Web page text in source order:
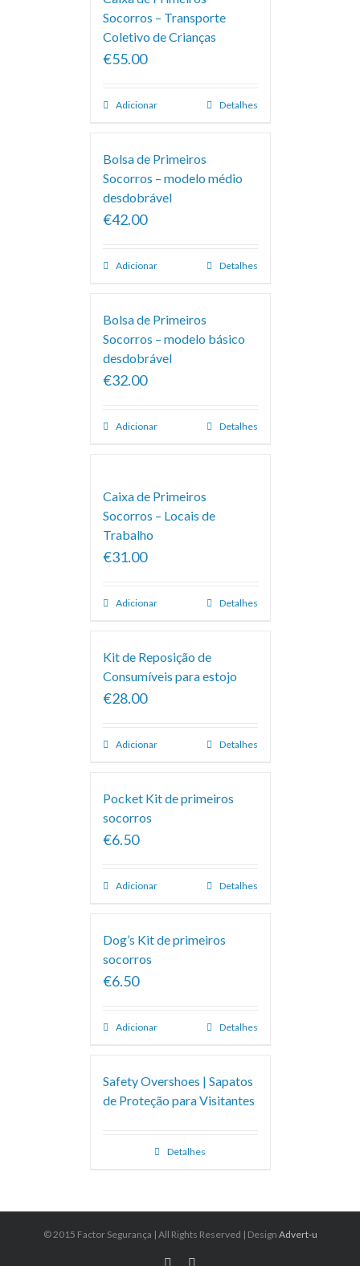
Socorros – Transporte
Coletivo de Crianças
€55.00
Adicionar Detalhes
Bolsa de Primeiros
Socorros – modelo médio
desdobrável
€42.00
Adicionar Detalhes
Bolsa de Primeiros
Socorros – modelo básico
desdobrável
€32.00
Adicionar Detalhes
Caixa de Primeiros
Socorros – Locais de
Trabalho
€31.00
Adicionar Detalhes
Kit de Reposição de
Consumíveis para estojo
€28.00
Adicionar Detalhes
Pocket Kit de primeiros
socorros
€6.50
Adicionar Detalhes
Dog’s Kit de primeiros
socorros
€6.50
Adicionar Detalhes
Safety Overshoes | Sapatos
de Proteção para Visitantes
Detalhes
© 2015 Factor Segurança | All Rights Reserved | Design Advert-u